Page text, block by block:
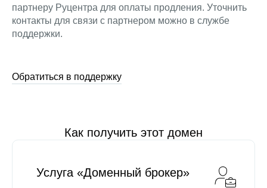
партнеру Руцентра для оплаты продления. Уточнить
контакты для связи с партнером можно в службе
поддержки.
Обратиться в поддержку
Как получить этот домен
Услуга «Доменный брокер»